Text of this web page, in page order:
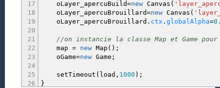
59
60
61
62
63
64
65
66
67
68
this.ctx.lineWidth =width;
this.ctx.strokeStyle=contour;
this.ctx.strokeRect ( x,y ,ilargeur,
},
fillText: function
this. ctx.textBaseline
this.ctx.fillText (
17
18
19
20
21
22
23
24
25
26
oLayer_apercuBuild=newCanvas (
oLayer_apercuBrouillard=newCanvas (
oLayer_apercuBrouillard. ctx . globalAlpha=
//on instancie la classe Map et Game pour
map = newMap ( ) ;
oGame=newGame ;
setTimeout ( load , 1000 ) ;
}